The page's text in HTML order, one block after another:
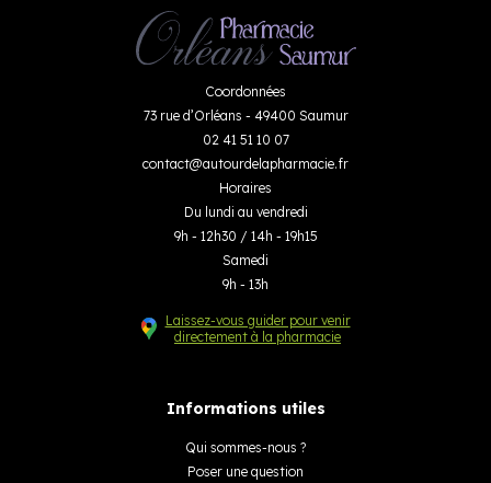
Coordonnées
73 rue d’Orléans - 49400 Saumur
02 41 51 10 07
contact@autourdelapharmacie.fr
Horaires
Du lundi au vendredi
9h - 12h30 / 14h - 19h15
Samedi
9h - 13h
Laissez-vous guider pour venir
directement à la pharmacie
Informations utiles
Qui sommes-nous ?
Poser une question